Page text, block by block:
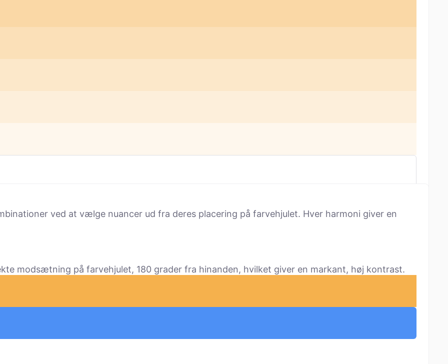
ved at vælge nuancer ud fra deres placering på farvehjulet. Hver harmoni giver en
modsætning på farvehjulet, 180 grader fra hinanden, hvilket giver en markant, høj kontrast.